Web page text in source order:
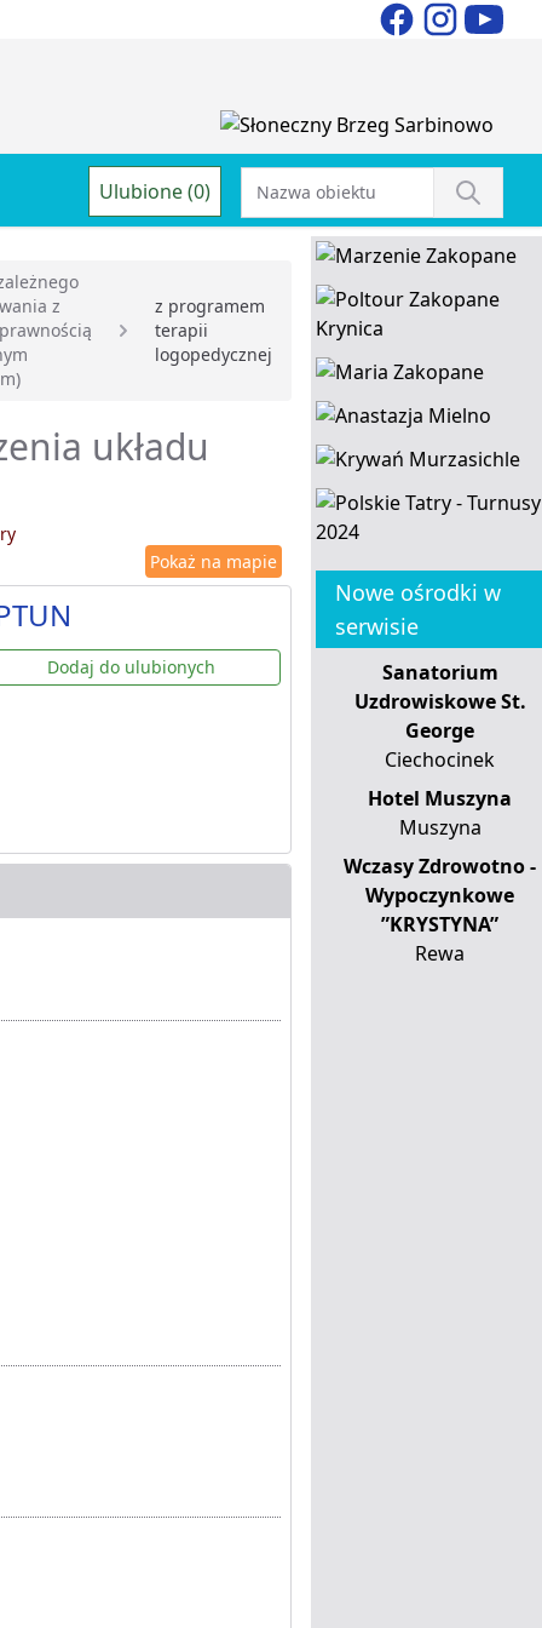
Ulubione (0)
z
z programem
terapii
logopedycznej
układu
Pokaż na mapie
Dodaj do ulubionych
Nowe ośrodki w
serwisie
Sanatorium
Uzdrowiskowe St.
George
Ciechocinek
Hotel Muszyna
Muszyna
Wczasy Zdrowotno -
Wypoczynkowe
”KRYSTYNA”
Rewa